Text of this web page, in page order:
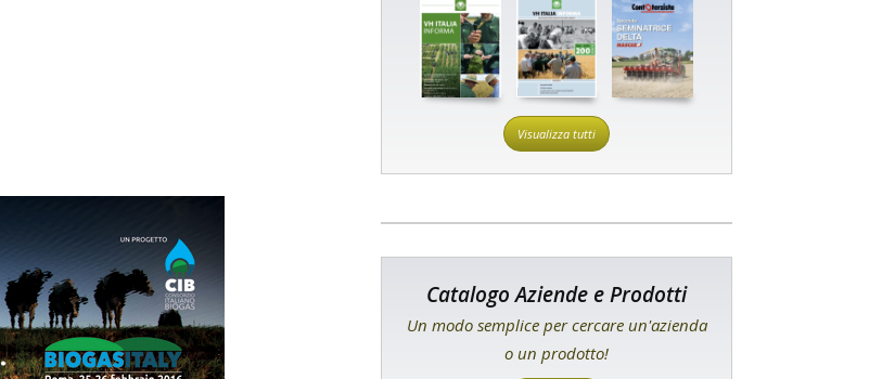
Visualizza tutti
Catalogo Aziende e Prodotti
Un modo semplice per cercare un'azienda
o un prodotto!